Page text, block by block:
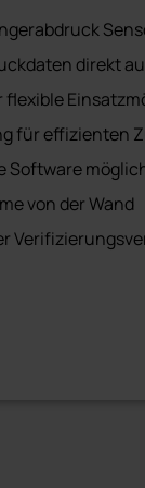
Design
direkt
flexible
für effizienten
Software
von der Wand